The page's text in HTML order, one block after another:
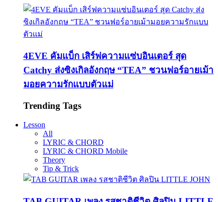
4EVE คัมแบ็ก เสิร์ฟความแซ่บอินเตอร์ สุด
Catchy ส่งซิงเกิลอังกฤษ “TEA” ชวนฟอร์อายเม้า
มอยความรักแบบตัวแม่
Trending Tags
Lesson
All
LYRIC & CHORD
LYRIC & CHORD Mobile
Theory
Tip & Trick